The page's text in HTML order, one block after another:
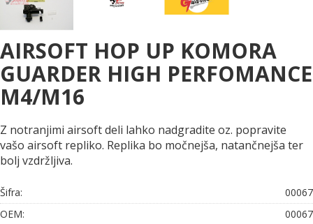
AIRSOFT HOP UP KOMORA
GUARDER HIGH PERFOMANCE
M4/M16
Z notranjimi airsoft deli lahko nadgradite oz. popravite
vašo airsoft repliko. Replika bo močnejša, natančnejša ter
bolj vzdržljiva.
Šifra:
00067
OEM:
00067